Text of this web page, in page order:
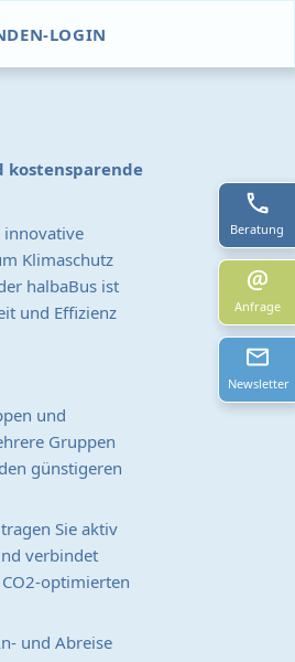
LOGIN
kostensparende
innovative
Klimaschutz
halbaBus ist
und Effizienz
und
Gruppen
günstigeren
Sie aktiv
verbindet
optimierten
und Abreise
Beratung
Anfrage
Newsletter